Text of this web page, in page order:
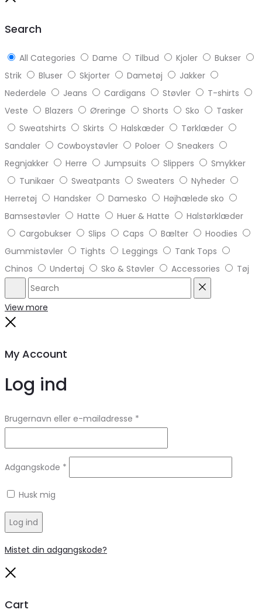
Search
All Categories Dame Tilbud Kjoler
Bukser
Strik
Bluser Skjorter Dametøj
Jakker
Nederdele
Jeans Cardigans Støvler
T-shirts
Veste
Blazers Øreringe Shorts Sko
Tasker
Sweatshirts
Skirts Halskæder
Tørklæder
Sandaler
Cowboystøvler Poloer
Sneakers
Regnjakker
Herre Jumpsuits Slippers
Smykker
Tunikaer
Sweatpants Sweaters
Nyheder
Herretøj
Handsker Damesko
Højhælede sko
Bamsestøvler
Hatte Huer & Hatte
Halstørklæder
Cargobukser
Slips Caps Bælter
Hoodies
Gummistøvler
Tights Leggings
Tank Tops
Chinos
Undertøj Sko & Støvler Accessories Tøj
Search
View more
My Account
Log ind
Brugernavn eller e-mailadresse *
Adgangskode *
Husk mig
Log ind
Mistet din adgangskode?
Cart